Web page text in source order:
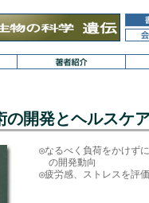
の開発とヘルスケ
◎なるべく負荷をかけず
の開発動向
◎疲労感、ストレスを評